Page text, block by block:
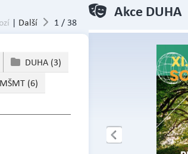
| Další 1/38
DUHA (3)
(6)
Akce DUHA